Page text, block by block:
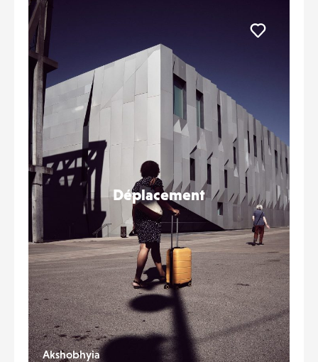
Déplacement
Akshobhyia